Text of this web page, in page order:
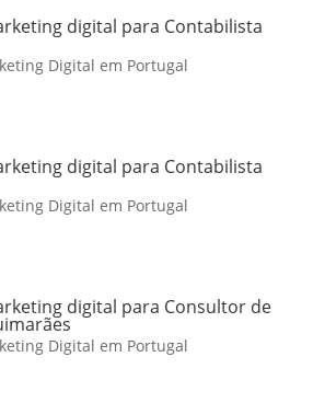
digital para Contabilista
Digital em Portugal
digital para Contabilista
Digital em Portugal
digital para Consultor de
Digital em Portugal